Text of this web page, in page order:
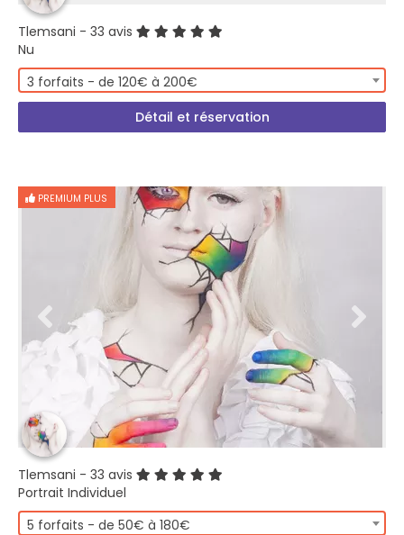
Tlemsani - 33 avis
Nu
3 forfaits - de 120€ à 200€
Détail et réservation
PREMIUM PLUS
Tlemsani - 33 avis
Portrait Individuel
5 forfaits - de 50€ à 180€